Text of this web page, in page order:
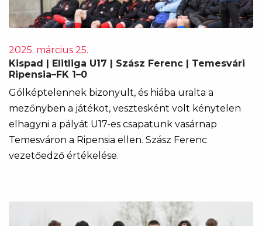
2025. március 25.
Kispad | Elitliga U17 | Szász Ferenc | Temesvári
Ripensia–FK 1–0
Gólképtelennek bizonyult, és hiába uralta a
mezőnyben a játékot, vesztesként volt kénytelen
elhagyni a pályát U17-es csapatunk vasárnap
Temesváron a Ripensia ellen. Szász Ferenc
vezetőedző értékelése.